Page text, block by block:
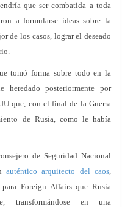
que ser combatida a toda
a formularse ideas sobre la
de los casos, lograr el deseado
tomó forma sobre todo en la
posteriormente por
que, con el final de la Guerra
de Rusia, como le había
de Seguridad Nacional
auténtico arquitecto del caos,
Foreign Affairs que Rusia
transformándose en una